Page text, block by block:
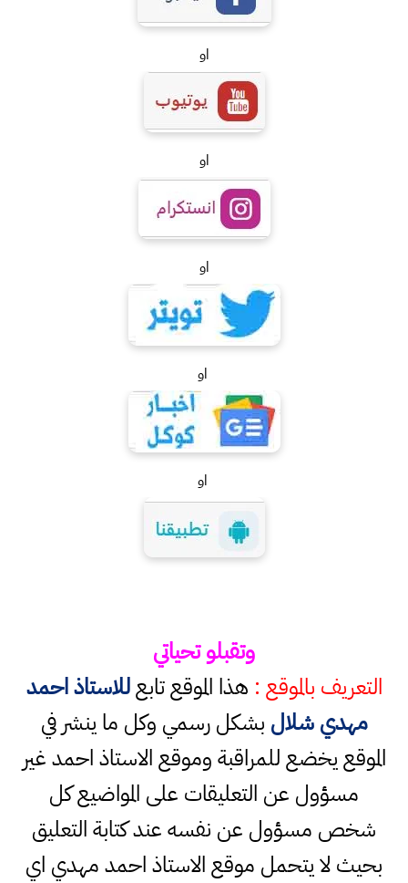
او
او
او
او
او
وتقبلو تحياتي
التعريف بالموقع : هذا الموقع تابعللاستاذ احمد
مهدي شلال بشكل رسمي وكل ما ينشر في
الموقع يخضع للمراقبة وموقع الاستاذ احمد غير
مسؤول عن التعليقات على المواضيع كل
شخص مسؤول عن نفسه عند كتابة التعليق
بحيث لا يتحمل موقع الاستاذ احمد مهدي اي